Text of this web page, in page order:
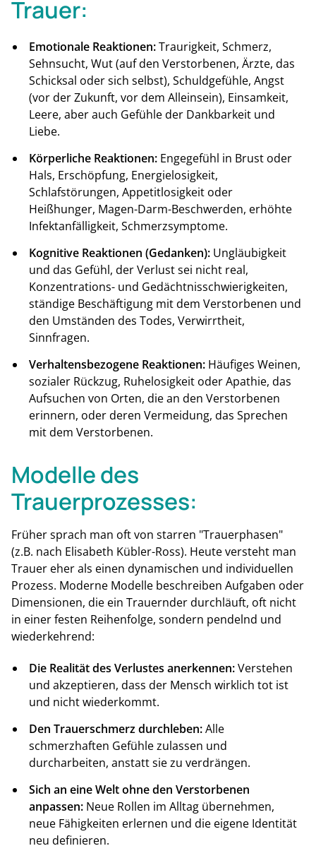
Trauer:
Emotionale Reaktionen:Traurigkeit, Schmerz,
Sehnsucht, Wut (auf den Verstorbenen, Ärzte, das
Schicksal oder sich selbst), Schuldgefühle, Angst
(vor der Zukunft, vor dem Alleinsein), Einsamkeit,
Leere, aber auch Gefühle der Dankbarkeit und
Liebe.
Körperliche Reaktionen: Engegefühl in Brust oder
Hals, Erschöpfung, Energielosigkeit,
Schlafstörungen, Appetitlosigkeit oder
Heißhunger, Magen-Darm-Beschwerden, erhöhte
Infektanfälligkeit, Schmerzsymptome.
Kognitive Reaktionen (Gedanken): Ungläubigkeit
und das Gefühl, der Verlust sei nicht real,
Konzentrations- und Gedächtnisschwierigkeiten,
ständige Beschäftigung mit dem Verstorbenen und
den Umständen des Todes, Verwirrtheit,
Sinnfragen.
Verhaltensbezogene Reaktionen: Häufiges Weinen,
sozialer Rückzug, Ruhelosigkeit oder Apathie, das
Aufsuchen von Orten, die an den Verstorbenen
erinnern, oder deren Vermeidung, das Sprechen
mit dem Verstorbenen.
Modelle des
Trauerprozesses:
Früher sprach man oft von starren "Trauerphasen"
(z.B. nach Elisabeth Kübler-Ross). Heute versteht man
Trauer eher als einen dynamischen und individuellen
Prozess. Moderne Modelle beschreiben Aufgaben oder
Dimensionen, die ein Trauernder durchläuft, oft nicht
in einer festen Reihenfolge, sondern pendelnd und
wiederkehrend:
Die Realität des Verlustes anerkennen:Verstehen
und akzeptieren, dass der Mensch wirklich tot ist
und nicht wiederkommt.
Den Trauerschmerz durchleben:Alle
schmerzhaften Gefühle zulassen und
durcharbeiten, anstatt sie zu verdrängen.
Sich an eine Welt ohne den Verstorbenen
anpassen: Neue Rollen im Alltag übernehmen,
neue Fähigkeiten erlernen und die eigene Identität
neu definieren.